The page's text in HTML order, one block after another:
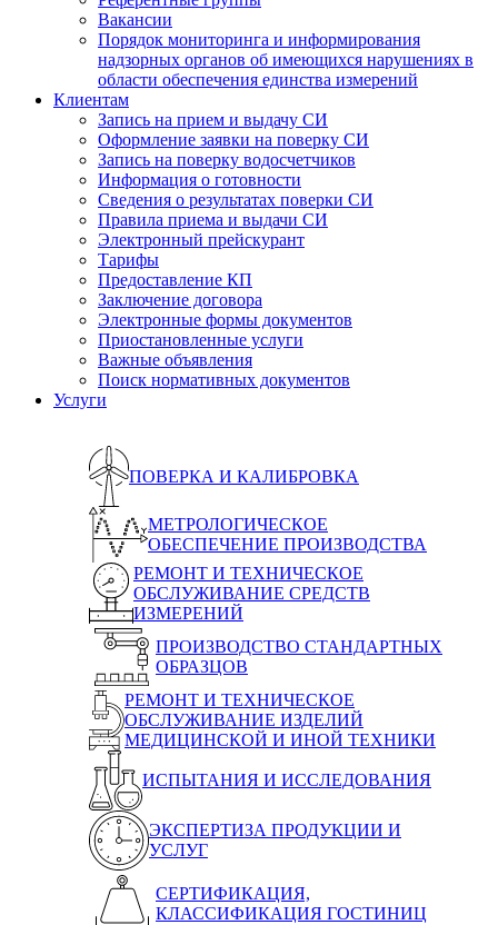
Вакансии
Порядок мониторинга и информирования
надзорных органов об имеющихся нарушениях в
области обеспечения единства измерений
Клиентам
Запись на прием и выдачу СИ
Оформление заявки на поверку СИ
Запись на поверку водосчетчиков
Информация о готовности
Сведения о результатах поверки СИ
Правила приема и выдачи СИ
Электронный прейскурант
Тарифы
Предоставление КП
Заключение договора
Электронные формы документов
Приостановленные услуги
Важные объявления
Поиск нормативных документов
Услуги
ПОВЕРКА И КАЛИБРОВКА
МЕТРОЛОГИЧЕСКОЕ
ОБЕСПЕЧЕНИЕ ПРОИЗВОДСТВА
РЕМОНТ И ТЕХНИЧЕСКОЕ
ОБСЛУЖИВАНИЕ СРЕДСТВ
ИЗМЕРЕНИЙ
ПРОИЗВОДСТВО СТАНДАРТНЫХ
ОБРАЗЦОВ
РЕМОНТ И ТЕХНИЧЕСКОЕ
ОБСЛУЖИВАНИЕ ИЗДЕЛИЙ
МЕДИЦИНСКОЙ И ИНОЙ ТЕХНИКИ
ИСПЫТАНИЯ И ИССЛЕДОВАНИЯ
ЭКСПЕРТИЗА ПРОДУКЦИИ И
УСЛУГ
СЕРТИФИКАЦИЯ,
КЛАССИФИКАЦИЯ ГОСТИНИЦ